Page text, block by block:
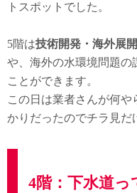
トスポットでした。
5階は技術開発・海外展
や、海外の水環境問題の
ことができます。
この日は業者さんが何
かりだったのでチラ見
4階：下水道っ